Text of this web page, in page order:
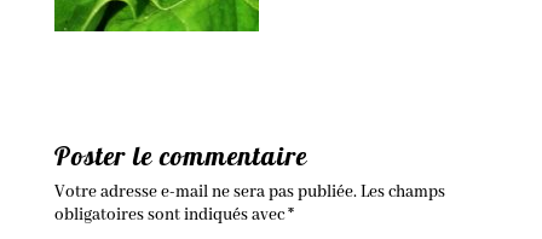
Poster le commentaire
Votre adresse e-mail ne sera pas publiée.Les champs
obligatoires sont indiqués avec*